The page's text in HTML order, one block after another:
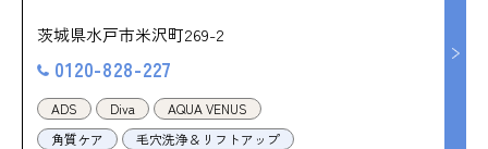
茨城県水戸市米沢町269-2
0120-828-227
ADS Diva
AQUA VENUS
角質ケア
毛穴洗浄＆リフトアップ